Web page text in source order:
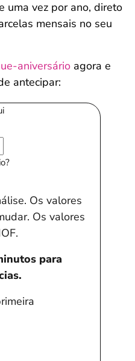
uma vez por ano, direto
mensais no seu
aniversário agora e
antecipar:
Os valores
Os valores
para